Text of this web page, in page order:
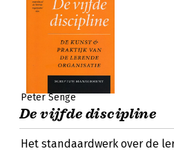
Peter Senge
De vijfde discipline
Het standaardwerk over de